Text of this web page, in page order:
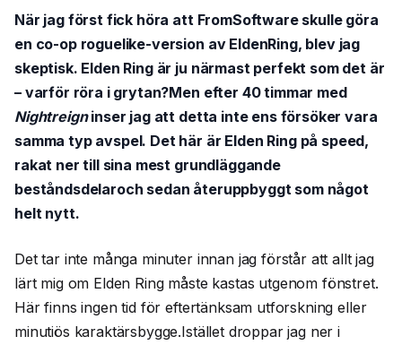
När jag först fick höra att FromSoftware skulle göra
en co-op roguelike-version av EldenRing, blev jag
skeptisk. Elden Ring är ju närmast perfekt som det är
– varför röra i grytan?Men efter 40 timmar med
Nightreigninser jag att detta inte ens försöker vara
samma typ avspel. Det här är Elden Ring på speed,
rakat ner till sina mest grundläggande
beståndsdelaroch sedan återuppbyggt som något
helt nytt.
Det tar inte många minuter innan jag förstår att allt jag
lärt mig om Elden Ring måste kastas utgenom fönstret.
Här finns ingen tid för eftertänksam utforskning eller
minutiös karaktärsbygge.Istället droppar jag ner i